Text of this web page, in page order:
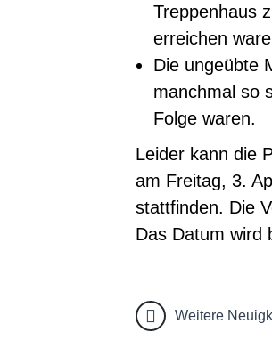
Treppenhaus
erreichen
Die ungeübte
manchmal so
Folge waren.
Leider kann die
am Freitag, 3.
stattfinden. Die
Das Datum wird
Weitere